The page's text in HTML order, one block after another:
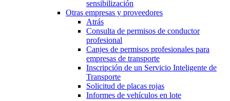
sensibilización
Otras empresas y proveedores
Atrás
Consulta de permisos de conductor
profesional
Canjes de permisos profesionales para
empresas de transporte
Inscripción de un Servicio Inteligente de
Transporte
Solicitud de placas rojas
Informes de vehículos en lote